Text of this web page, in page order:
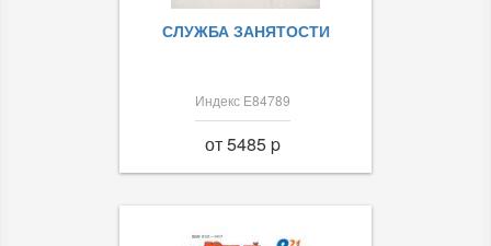
СЛУЖБА ЗАНЯТОСТИ
Индекс Е84789
от 5485 p